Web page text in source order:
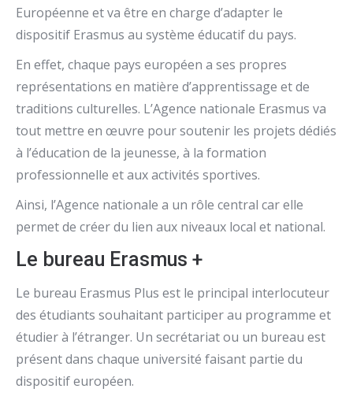
Européenne et va être en charge d’adapter le
dispositif Erasmus au système éducatif du pays.
En effet, chaque pays européen a ses propres
représentations en matière d’apprentissage et de
traditions culturelles. L’Agence nationale Erasmus va
tout mettre en œuvre pour soutenir les projets dédiés
à l’éducation de la jeunesse, à la formation
professionnelle et aux activités sportives.
Ainsi, l’Agence nationale a un rôle central car elle
permet de créer du lien aux niveaux local et national.
Le bureau Erasmus +
Le bureau Erasmus Plus est le principal interlocuteur
des étudiants souhaitant participer au programme et
étudier à l’étranger. Un secrétariat ou un bureau est
présent dans chaque université faisant partie du
dispositif européen.